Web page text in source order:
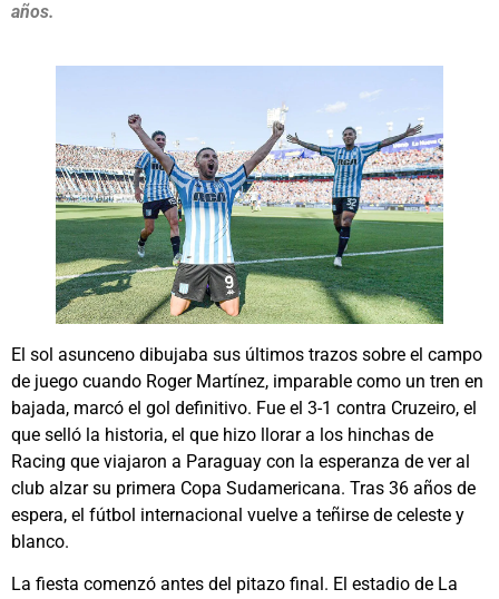
años.
El sol asunceno dibujaba sus últimos trazos sobre el campo
de juego cuando Roger Martínez, imparable como un tren en
bajada, marcó el gol definitivo. Fue el 3-1 contra Cruzeiro, el
que selló la historia, el que hizo llorar a los hinchas de
Racing que viajaron a Paraguay con la esperanza de ver al
club alzar su primera Copa Sudamericana. Tras 36 años de
espera, el fútbol internacional vuelve a teñirse de celeste y
blanco.
La fiesta comenzó antes del pitazo final. El estadio de La